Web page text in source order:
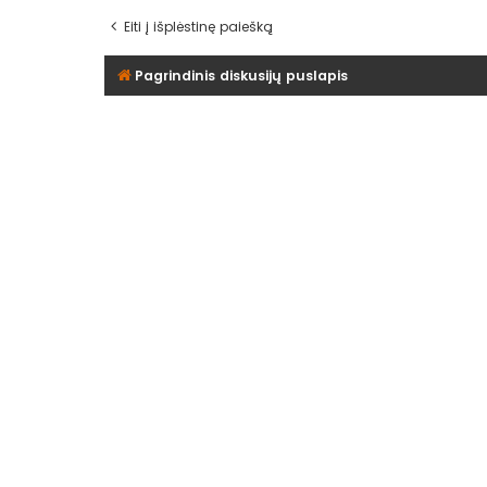
Eiti į išplėstinę paiešką
Pagrindinis diskusijų puslapis